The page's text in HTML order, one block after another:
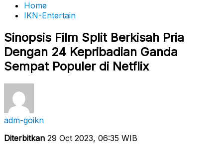
Home
IKN-Entertain
Sinopsis Film Split Berkisah Pria
Dengan 24 Kepribadian Ganda
Sempat Populer di Netflix
adm-goikn
Diterbitkan 29 Oct 2023, 06:35 WIB